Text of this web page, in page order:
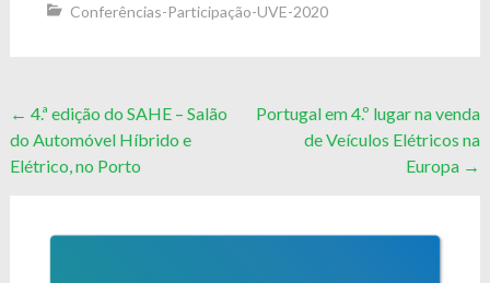
Conferências-Participação-UVE-2020
Post
navigation
← 4.ª edição do SAHE – Salão
do Automóvel Híbrido e
Elétrico, no Porto
Portugal em 4.º lugar na venda
de Veículos Elétricos na
Europa →